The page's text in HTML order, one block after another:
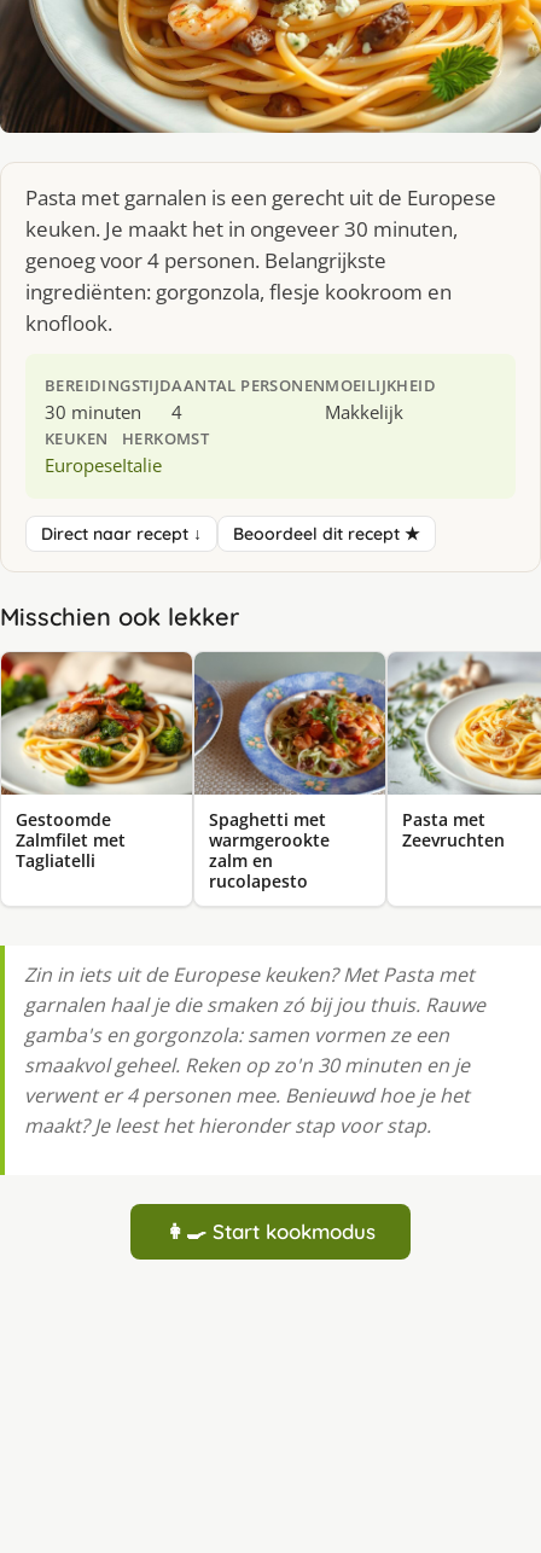
Pasta met garnalen is een gerecht uit de Europese
keuken. Je maakt het in ongeveer 30 minuten,
genoeg voor 4 personen. Belangrijkste
ingrediënten: gorgonzola, flesje kookroom en
knoflook.
BEREIDINGSTIJD
30 minuten
AANTAL PERSONEN
4
MOEILIJKHEID
Makkelijk
KEUKEN
Europese
HERKOMST
Italie
Direct naar recept ↓ Beoordeel dit recept ★
Misschien ook lekker
Gestoomde
Zalmfilet met
Tagliatelli
Spaghetti met
warmgerookte
zalm en
rucolapesto
Pasta met
Zeevruchten
Zin in iets uit de Europese keuken? Met Pasta met
garnalen haal je die smaken zó bij jou thuis. Rauwe
gamba's en gorgonzola: samen vormen ze een
smaakvol geheel. Reken op zo'n 30 minuten en je
verwent er 4 personen mee. Benieuwd hoe je het
maakt? Je leest het hieronder stap voor stap.
👩‍🍳 Start kookmodus